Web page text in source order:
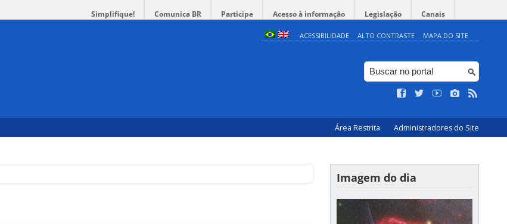
Simplifique! Comunica BR Participe Acesso à informação Legislação Canais
ACESSIBILIDADE ALTO CONTRASTE MAPA DO SITE
Área Restrita Administradores do Site
Imagem do dia